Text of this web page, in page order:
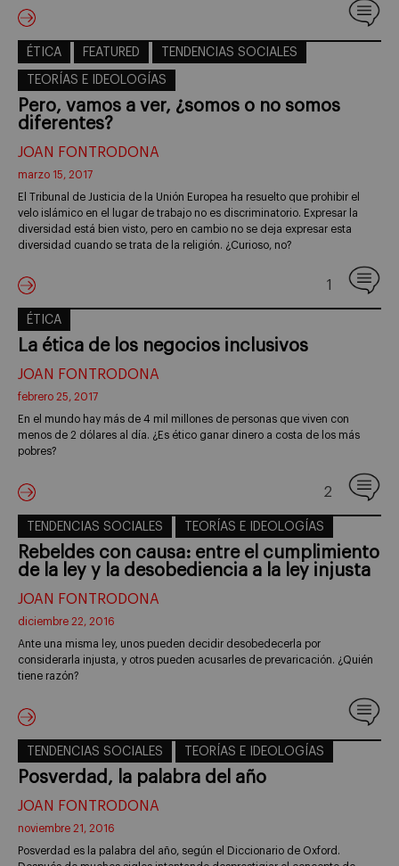
ÉTICA FEATURED TENDENCIAS SOCIALES
TEORÍAS E IDEOLOGÍAS
Pero, vamos a ver, ¿somos o no somos
diferentes?
JOAN FONTRODONA
marzo 15, 2017
El Tribunal de Justicia de la Unión Europea ha resuelto que prohibir el
velo islámico en el lugar de trabajo no es discriminatorio. Expresar la
diversidad está bien visto, pero en cambio no se deja expresar esta
diversidad cuando se trata de la religión. ¿Curioso, no?
1
ÉTICA
La ética de los negocios inclusivos
JOAN FONTRODONA
febrero 25, 2017
En el mundo hay más de 4 mil millones de personas que viven con
menos de 2 dólares al día. ¿Es ético ganar dinero a costa de los más
pobres?
2
TENDENCIAS SOCIALES TEORÍAS E IDEOLOGÍAS
Rebeldes con causa: entre el cumplimiento
de la ley y la desobediencia a la ley injusta
JOAN FONTRODONA
diciembre 22, 2016
Ante una misma ley, unos pueden decidir desobedecerla por
considerarla injusta, y otros pueden acusarles de prevaricación. ¿Quién
tiene razón?
TENDENCIAS SOCIALES TEORÍAS E IDEOLOGÍAS
Posverdad, la palabra del año
JOAN FONTRODONA
noviembre 21, 2016
Posverdad es la palabra del año, según el Diccionario de Oxford.